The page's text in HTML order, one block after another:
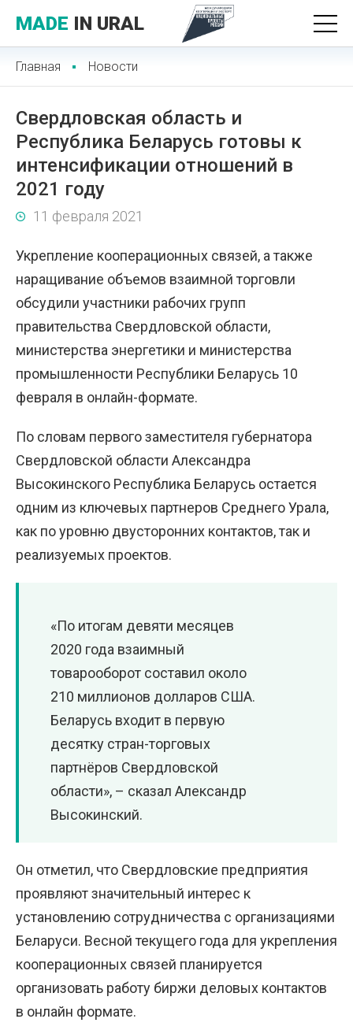
MADE IN URAL
Главная Новости
Свердловская область и
Республика Беларусь готовы к
интенсификации отношений в
2021 году
11 февраля 2021
Укрепление кооперационных связей, а также
наращивание объемов взаимной торговли
обсудили участники рабочих групп
правительства Свердловской области,
министерства энергетики и министерства
промышленности Республики Беларусь 10
февраля в онлайн-формате.
По словам первого заместителя губернатора
Свердловской области Александра
Высокинского Республика Беларусь остается
одним из ключевых партнеров Среднего Урала,
как по уровню двусторонних контактов, так и
реализуемых проектов.
«По итогам девяти месяцев
2020 года взаимный
товарооборот составил около
210 миллионов долларов США.
Беларусь входит в первую
десятку стран-торговых
партнёров Свердловской
области», – сказал Александр
Высокинский.
Он отметил, что Свердловские предприятия
проявляют значительный интерес к
установлению сотрудничества с организациями
Беларуси. Весной текущего года для укрепления
кооперационных связей планируется
организовать работу биржи деловых контактов
в онлайн формате.